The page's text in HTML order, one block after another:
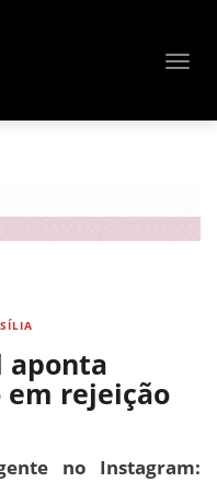
aponta
em rejeição
no Instagram: